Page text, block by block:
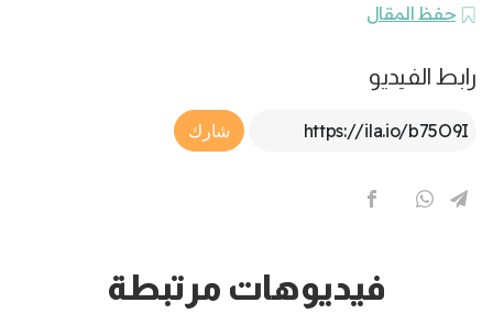
حفظ المقال
رابط الفيديو
Article Link
شارك
فيديوهات مرتبطة